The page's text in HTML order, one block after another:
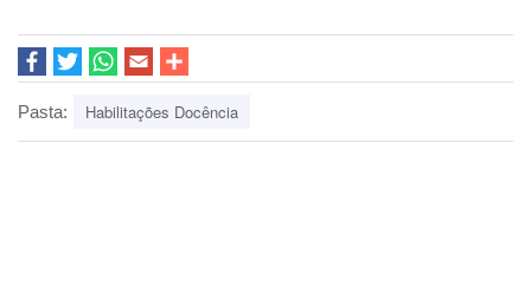
Pasta: Habilitações Docência